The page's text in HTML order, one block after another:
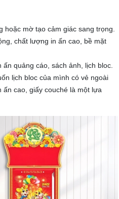
hoặc mờ tạo cảm giác sang trọng.
chất lượng in ấn cao, bề mặt
quảng cáo, sách ảnh, lịch bloc.
lịch bloc của mình có vẻ ngoài
cao, giấy couché là một lựa